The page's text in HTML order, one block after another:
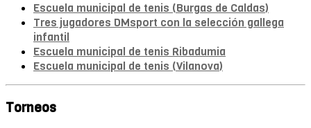
Escuela municipal de tenis (Burgas de Caldas)
Tres jugadores DMsport con la selección gallega
infantil
Escuela municipal de tenis Ribadumia
Escuela municipal de tenis (Vilanova)
Torneos